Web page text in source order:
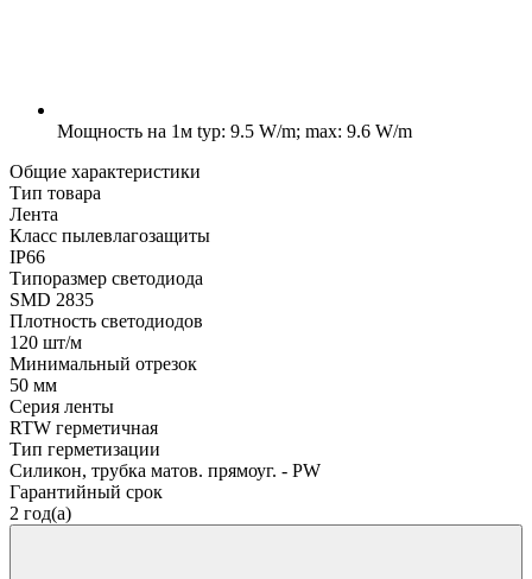
Мощность на 1м typ: 9.5 W/m; max: 9.6 W/m
Общие характеристики
Тип товара
Лента
Класс пылевлагозащиты
IP66
Типоразмер светодиода
SMD 2835
Плотность светодиодов
120 шт/м
Минимальный отрезок
50 мм
Серия ленты
RTW герметичная
Тип герметизации
Силикон, трубка матов. прямоуг. - PW
Гарантийный срок
2 год(а)